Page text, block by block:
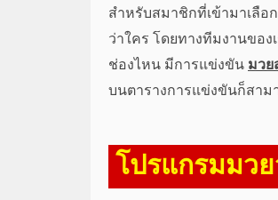
สำหรับสมาชิกที่เข้ามาเลือ
ว่าใคร โดยทางทีมงานขอ
ช่องไหน มีการแข่งขันมว
บนตารางการแข่งขันก็สาม
โปรแกรมมว